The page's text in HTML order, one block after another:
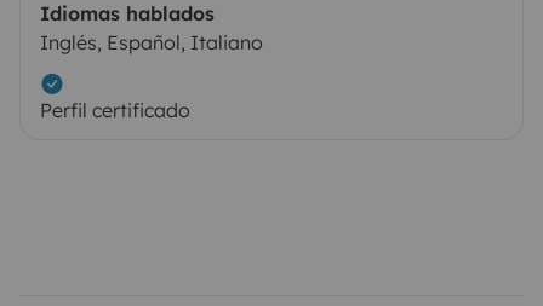
Idiomas hablados
Inglés, Español, Italiano
Perfil certificado